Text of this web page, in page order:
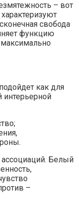
– вот
свобода
функцию
как для
интерьерной
Белый
–